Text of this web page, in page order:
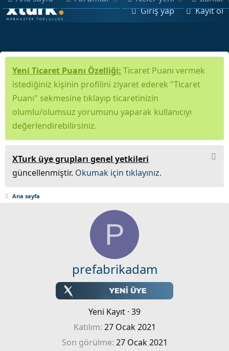
Giriş yap Kayıt ol
Yeni Ticaret Puanı Özelliği: Ticaret Puanı vermek
istediğiniz kişinin profilini ziyaret ederek "Ticaret
Puanı" sekmesine tıklayıp ticaretinizin
olumlu/olumsuz yorumunu yaparak kullanıcıyı
değerlendirebilirsiniz.
XTurk üye grupları genel yetkileri
güncellenmiştir. Okumak için tıklayınız.
Ana sayfa
P
prefabrikadam
Yeni Kayıt · 39
Katılım 27 Ocak 2021
Son görülme 27 Ocak 2021